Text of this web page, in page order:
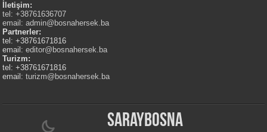
İletişim:
tel: +38761636707
email:admin@bosnahersek.ba
Partnerler:
tel: +38761671816
email:editor@bosnahersek.ba
Turizm:
tel: +38761671816
email:turizm@bosnahersek.ba
Saraybosna